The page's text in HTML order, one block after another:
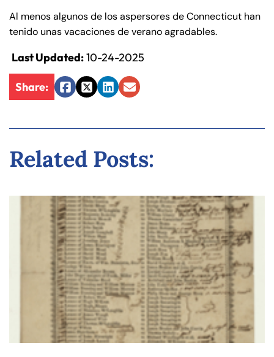
Al menos algunos de los aspersores de Connecticut han
tenido unas vacaciones de verano agradables.
Last Updated:10-24-2025
Share:
Facebook
TwitterLinkedIn
Email
Related Posts: